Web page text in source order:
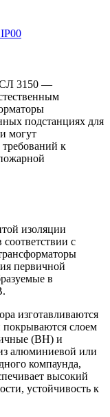
3150 —
подстанциях для
могут
к
изоляции
с
первичной
в
изготавливаются
покрываются слоем
(ВН) и
алюминиевой или
компаунда,
высокий
устойчивость к